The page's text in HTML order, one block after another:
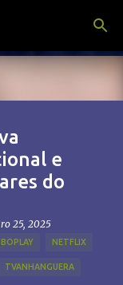
e
do
25, 2025
NETFLIX
TVANHANGUERA